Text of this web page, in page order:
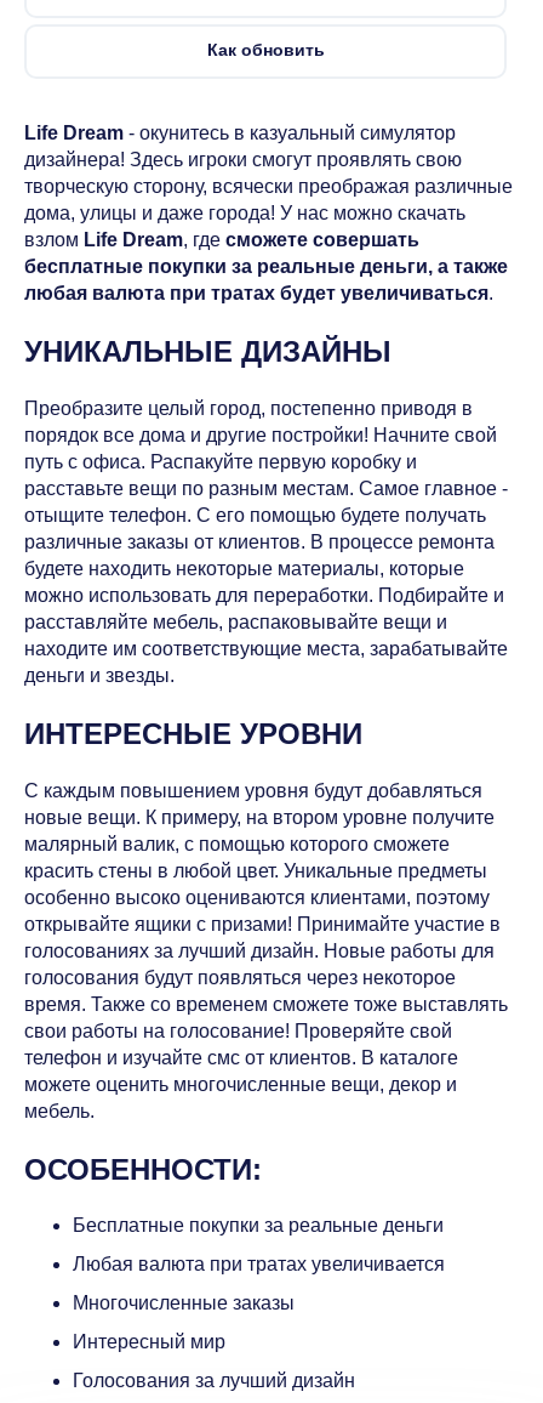
Как обновить
Life Dream - окунитесь в казуальный симулятор
дизайнера! Здесь игроки смогут проявлять свою
творческую сторону, всячески преображая различные
дома, улицы и даже города! У нас можно скачать
взлом Life Dream, где сможете совершать
бесплатные покупки за реальные деньги, а также
любая валюта при тратах будет увеличиваться.
УНИКАЛЬНЫЕ ДИЗАЙНЫ
Преобразите целый город, постепенно приводя в
порядок все дома и другие постройки! Начните свой
путь с офиса. Распакуйте первую коробку и
расставьте вещи по разным местам. Самое главное -
отыщите телефон. С его помощью будете получать
различные заказы от клиентов. В процессе ремонта
будете находить некоторые материалы, которые
можно использовать для переработки. Подбирайте и
расставляйте мебель, распаковывайте вещи и
находите им соответствующие места, зарабатывайте
деньги и звезды.
ИНТЕРЕСНЫЕ УРОВНИ
С каждым повышением уровня будут добавляться
новые вещи. К примеру, на втором уровне получите
малярный валик, с помощью которого сможете
красить стены в любой цвет. Уникальные предметы
особенно высоко оцениваются клиентами, поэтому
открывайте ящики с призами! Принимайте участие в
голосованиях за лучший дизайн. Новые работы для
голосования будут появляться через некоторое
время. Также со временем сможете тоже выставлять
свои работы на голосование! Проверяйте свой
телефон и изучайте смс от клиентов. В каталоге
можете оценить многочисленные вещи, декор и
мебель.
ОСОБЕННОСТИ:
Бесплатные покупки за реальные деньги
Любая валюта при тратах увеличивается
Многочисленные заказы
Интересный мир
Голосования за лучший дизайн